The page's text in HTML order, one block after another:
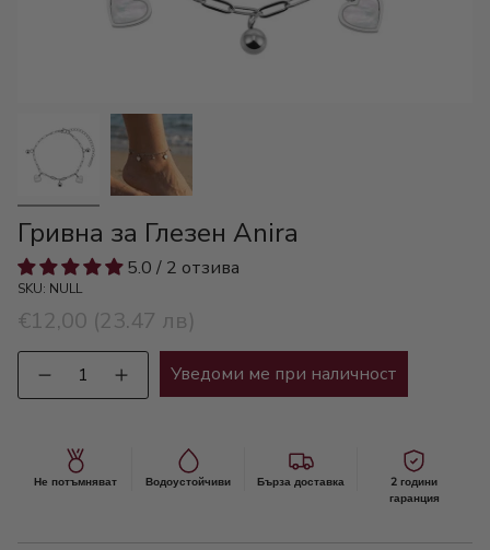
Гривна за Глезен Anira
5.0 / 2 отзива
SKU: NULL
€12,00 (23.47 лв)
Количество
Уведоми ме при наличност
Не потъмняват Водоустойчиви Бърза доставка
2 години
гаранция